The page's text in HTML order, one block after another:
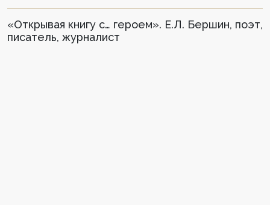
«Открывая книгу с… героем». Е.Л. Бершин, поэт,
писатель, журналист